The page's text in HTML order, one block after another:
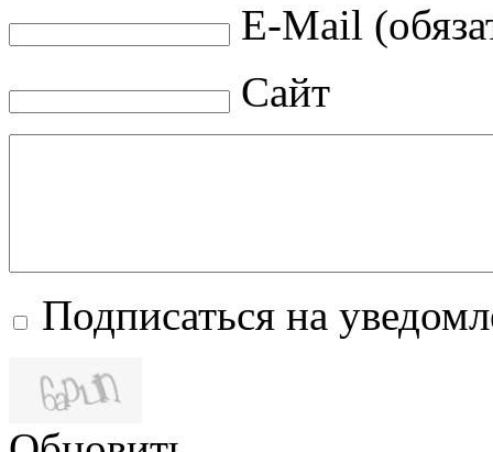
E-Mail
Сайт
Подписаться на